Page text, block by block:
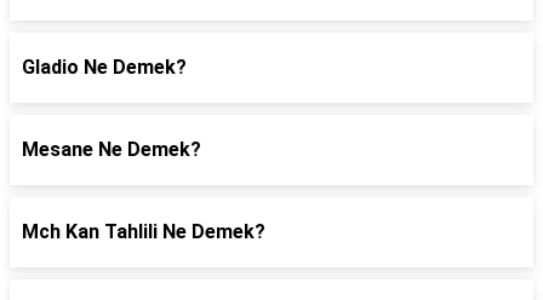
Gladio Ne Demek?
Mesane Ne Demek?
Mch Kan Tahlili Ne Demek?